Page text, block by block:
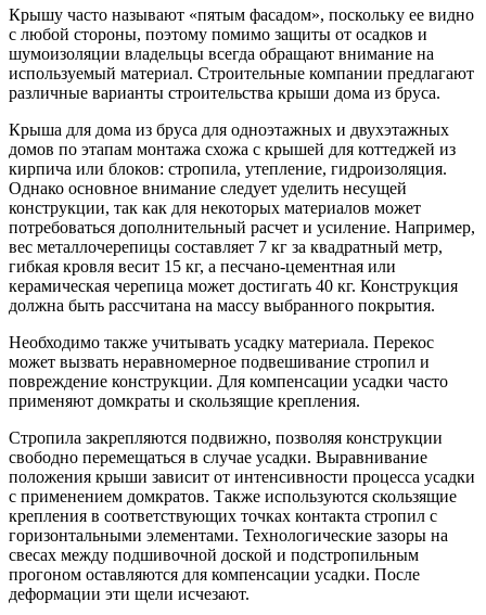
Крышу часто называют «пятым фасадом», поскольку ее видно
с любой стороны, поэтому помимо защиты от осадков и
шумоизоляции владельцы всегда обращают внимание на
используемый материал. Строительные компании предлагают
различные варианты строительства крыши дома из бруса.
Крыша для дома из бруса для одноэтажных и двухэтажных
домов по этапам монтажа схожа с крышей для коттеджей из
кирпича или блоков: стропила, утепление, гидроизоляция.
Однако основное внимание следует уделить несущей
конструкции, так как для некоторых материалов может
потребоваться дополнительный расчет и усиление. Например,
вес металлочерепицы составляет 7 кг за квадратный метр,
гибкая кровля весит 15 кг, а песчано-цементная или
керамическая черепица может достигать 40 кг. Конструкция
должна быть рассчитана на массу выбранного покрытия.
Необходимо также учитывать усадку материала. Перекос
может вызвать неравномерное подвешивание стропил и
повреждение конструкции. Для компенсации усадки часто
применяют домкраты и скользящие крепления.
Стропила закрепляются подвижно, позволяя конструкции
свободно перемещаться в случае усадки. Выравнивание
положения крыши зависит от интенсивности процесса усадки
с применением домкратов. Также используются скользящие
крепления в соответствующих точках контакта стропил с
горизонтальными элементами. Технологические зазоры на
свесах между подшивочной доской и подстропильным
прогоном оставляются для компенсации усадки. После
деформации эти щели исчезают.